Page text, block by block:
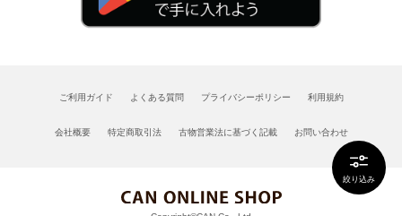
絞り込み
ご利用ガイド よくある質問 プライバシーポリシー 利用規約
会社概要 特定商取引法 古物営業法に基づく記載 お問い合わせ